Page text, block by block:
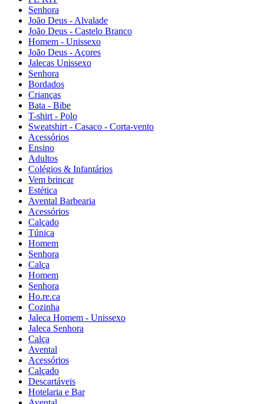
Senhora
João Deus - Alvalade
João Deus - Castelo Branco
Homem - Unissexo
João Deus - Açores
Jalecas Unissexo
Senhora
Bordados
Crianças
Bata - Bibe
T-shirt - Polo
Sweatshirt - Casaco - Corta-vento
Acessórios
Ensino
Adultos
Colégios & Infantários
Vem brincar
Estética
Avental Barbearia
Acessórios
Calçado
Túnica
Homem
Senhora
Calça
Homem
Senhora
Ho.re.ca
Cozinha
Jaleca Homem - Unissexo
Jaleca Senhora
Calça
Avental
Acessórios
Calçado
Descartáveis
Hotelaria e Bar